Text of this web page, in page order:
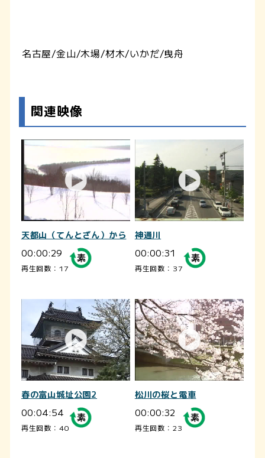
名古屋/金山/木場/材木/いかだ/曳舟
関連映像
天都山（てんとざん）から
00:00:29
再生回数：17
神通川
00:00:31
再生回数：37
春の富山城址公園2
00:04:54
再生回数：40
松川の桜と電車
00:00:32
再生回数：23